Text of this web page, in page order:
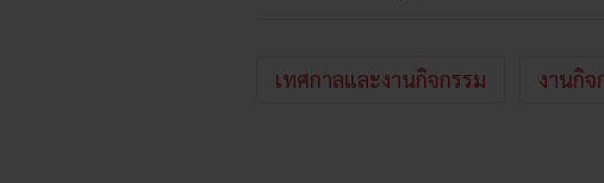
เทศกาลและงานกิจกรรม งานกิจ